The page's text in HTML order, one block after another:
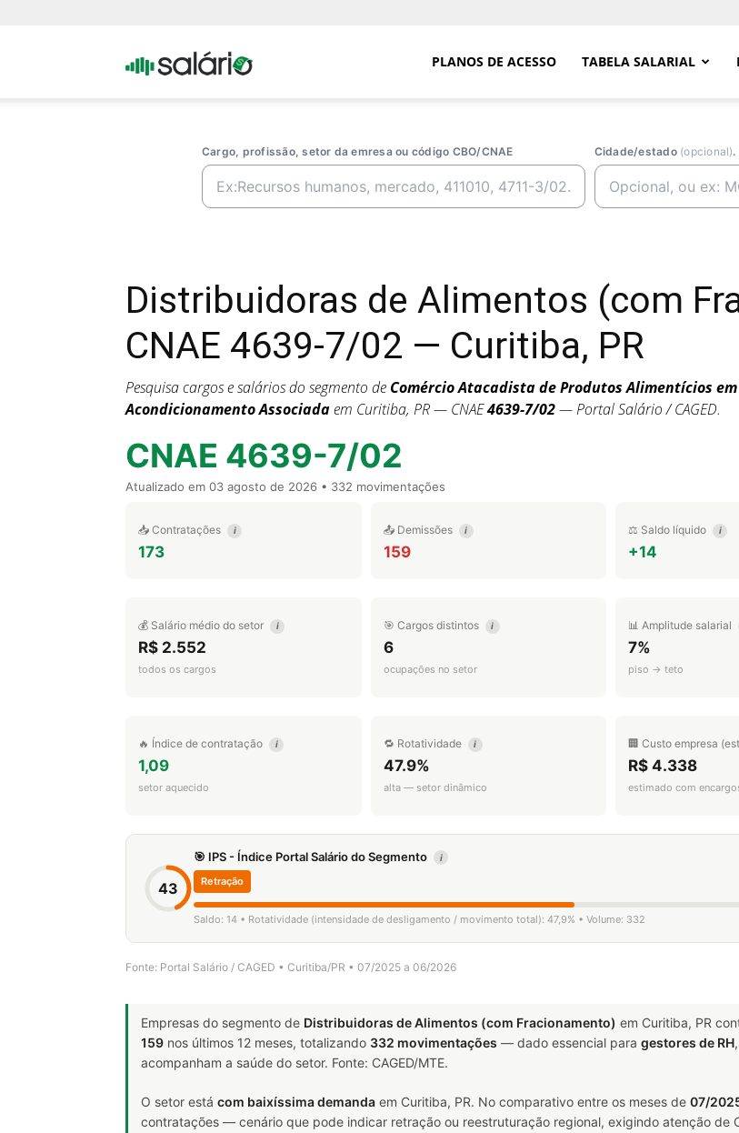
Portal PLANOS DE ACESSO TABELA SALARIAL
Cargo, profissão, setor da emresa ou código CBO/CNAE Cidade/estado (opcional).
Distribuidoras de Alimentos (com
CNAE 4639-7/02 — Curitiba, PR
Pesquisa cargos e salários do segmento de Comércio Atacadista de Produtos Alimentícios
Acondicionamento Associadaem Curitiba, PR — CNAE4639-7/02— Portal Salário / CAGED.
CNAE 4639-7/02
Atualizado em 03 agosto de 2026 • 332 movimentações
📥 Contratações i
173
📤 Demissões i
159
⚖️ Saldo líquido i
+14
💰 Salário médio do setor i
R$ 2.552
todos os cargos
🎯 Cargos distintos i
6
ocupações no setor
📊 Amplitude salarial
7%
piso → teto
🔥 Índice de contratação i
1,09
setor aquecido
🔁 Rotatividade i
47.9%
alta — setor dinâmico
🏢 Custo empresa
R$ 4.338
estimado com
43
🎯 IPS - Índice Portal Salário do Segmento i
Retração
Saldo: 14 • Rotatividade (intensidade de desligamento / movimento total): 47,9% • Volume: 332
Fonte: Portal Salário / CAGED • Curitiba/PR • 07/2025 a 06/2026
Empresas do segmento de Distribuidoras de Alimentos (com Fracionamento) em Curitiba, PR
159 nos últimos 12 meses, totalizando 332 movimentações — dado essencial para gestores de RH,
acompanham a saúde do setor. Fonte: CAGED/MTE.
O setor está com baixíssima demanda em Curitiba, PR. No comparativo entre os meses de 07/
contratações — cenário que pode indicar retração ou reestruturação regional, exigindo atenção de